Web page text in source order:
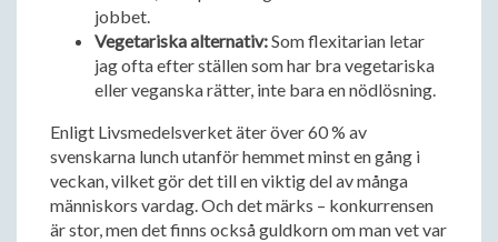
jobbet.
Vegetariska alternativ:Som flexitarian letar
jag ofta efter ställen som har bra vegetariska
eller veganska rätter, inte bara en nödlösning.
Enligt Livsmedelsverket äter över 60 % av
svenskarna lunch utanför hemmet minst en gång i
veckan, vilket gör det till en viktig del av många
människors vardag. Och det märks – konkurrensen
är stor, men det finns också guldkorn om man vet var